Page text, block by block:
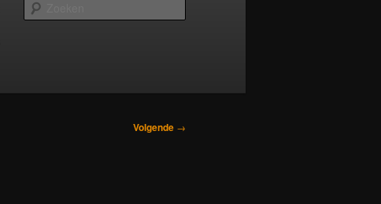
Volgende →